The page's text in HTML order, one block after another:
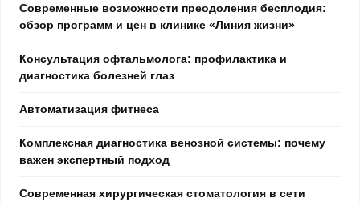
Современные возможности преодоления бесплодия:
обзор программ и цен в клинике «Линия жизни»
Консультация офтальмолога: профилактика и
диагностика болезней глаз
Автоматизация фитнеса
Комплексная диагностика венозной системы: почему
важен экспертный подход
Современная хирургическая стоматология в сети